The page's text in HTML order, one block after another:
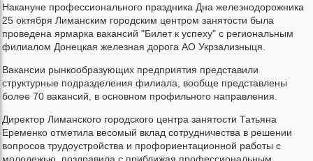
Накануне профессионального праздника Дна железнодорожника
25 октября Лиманским городским центром занятости была
проведена ярмарка вакансий "Билет к успеху" с региональным
филиалом Донецкая железная дорога АО Укрзализныця.
Вакансии рынкообразующих предприятия представили
структурные подразделения филиала, вообще представлены
более 70 вакансий, в основном профильного направления.
Директор Лиманского городского центра занятости Татьяна
Еременко отметила весомый вклад сотрудничества в решении
вопросов трудоустройства и профориентационной работы с
молодежью, поздравила с приближая профессиональным